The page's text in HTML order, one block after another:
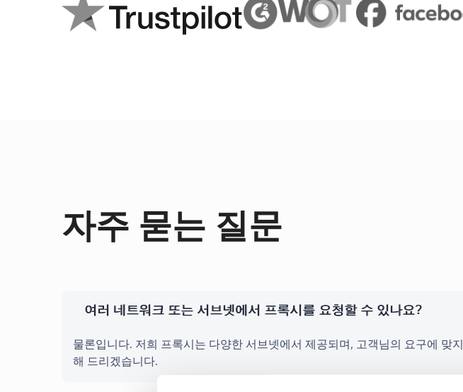
자주 묻는 질문
여러 네트워크 또는 서브넷에서 프록시를 요청할 수 있나요?
물론입니다. 저희 프록시는 다양한 서브넷에서 제공되며, 고객님의 요구에
해 드리겠습니다.